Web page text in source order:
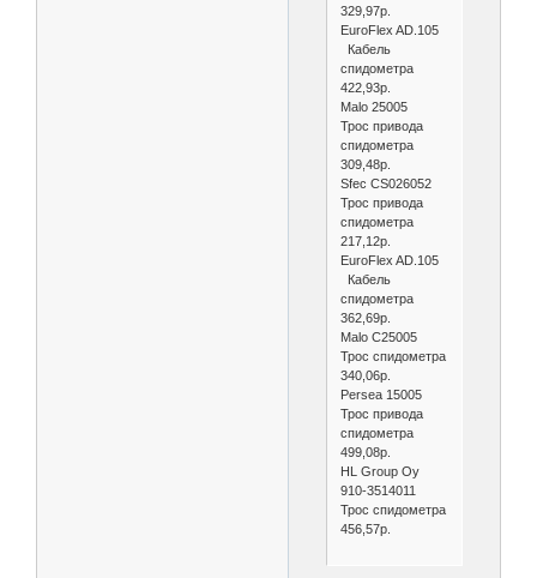
329,97р.
EuroFlex AD.105
Кабель
спидометра
422,93р.
Malo 25005
Трос привода
спидометра
309,48р.
Sfec CS026052
Трос привода
спидометра
217,12р.
EuroFlex AD.105
Кабель
спидометра
362,69р.
Malo C25005
Трос спидометра
340,06р.
Persea 15005
Трос привода
спидометра
499,08р.
HL Group Oy
910-3514011
Трос спидометра
456,57р.